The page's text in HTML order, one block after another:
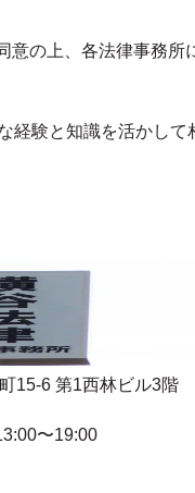
意の上、各法律事務所
経験と知識を活かして
15-6 第1西林ビル3階
〜19:00